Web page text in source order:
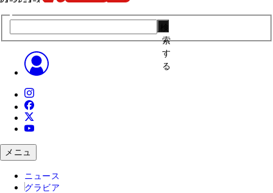
索
す
る
メニュ
ニュース
グラビア